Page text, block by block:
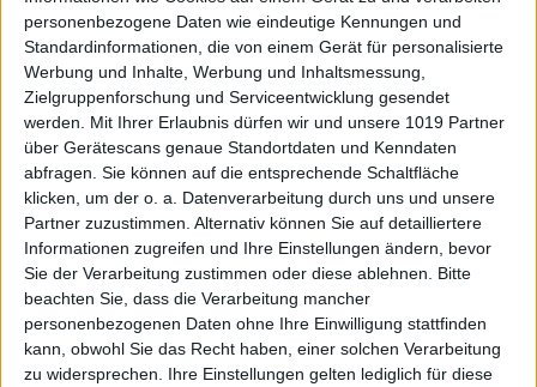
personenbezogene Daten wie eindeutige Kennungen und
Standardinformationen, die von einem Gerät für personalisierte
Werbung und Inhalte, Werbung und Inhaltsmessung,
Zielgruppenforschung und Serviceentwicklung gesendet
werden.
Mit Ihrer Erlaubnis dürfen wir und unsere 1019 Partner
über Gerätescans genaue Standortdaten und Kenndaten
abfragen. Sie können auf die entsprechende Schaltfläche
klicken, um der o. a. Datenverarbeitung durch uns und unsere
Partner zuzustimmen. Alternativ können Sie auf detailliertere
Informationen zugreifen und Ihre Einstellungen ändern, bevor
Sie der Verarbeitung zustimmen oder diese ablehnen.
Bitte
beachten Sie, dass die Verarbeitung mancher
personenbezogenen Daten ohne Ihre Einwilligung stattfinden
kann, obwohl Sie das Recht haben, einer solchen Verarbeitung
zu widersprechen. Ihre Einstellungen gelten lediglich für diese